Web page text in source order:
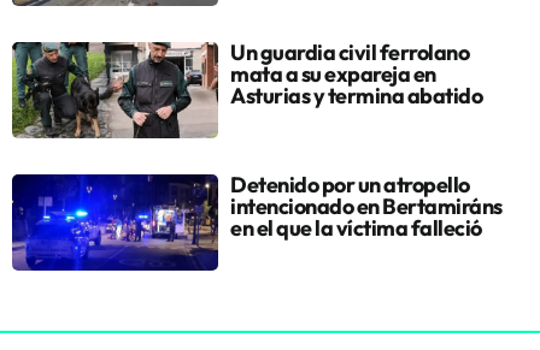
Un guardia civil ferrolano
mata a su expareja en
Asturias y termina abatido
Detenido por un atropello
intencionado en Bertamiráns
en el que la víctima falleció